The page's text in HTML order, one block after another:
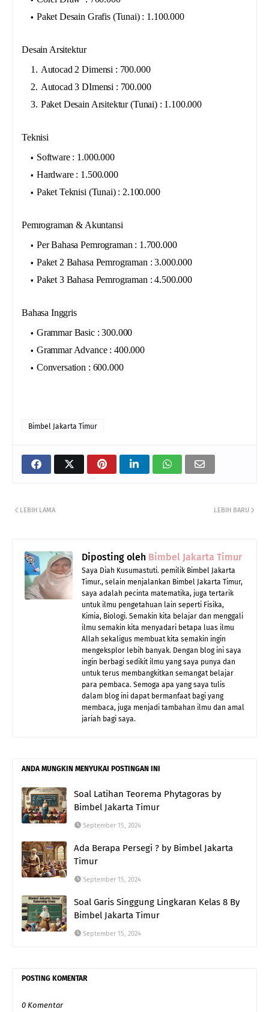
Paket Desain Grafis (Tunai) : 1.100.000
Desain Arsitektur
Autocad 2 Dimensi : 700.000
Autocad 3 DImensi : 700.000
Paket Desain Arsitektur (Tunai) : 1.100.000
Teknisi
Software : 1.000.000
Hardware : 1.500.000
Paket Teknisi (Tunai) : 2.100.000
Pemrograman & Akuntansi
Per Bahasa Pemrograman : 1.700.000
Paket 2 Bahasa Pemrograman : 3.000.000
Paket 3 Bahasa Pemrograman : 4.500.000
Bahasa Inggris
Grammar Basic : 300.000
Grammar Advance : 400.000
Conversation : 600.000
Bimbel Jakarta Timur
LEBIH BARU
LEBIH LAMA
Diposting oleh Bimbel Jakarta Timur
Saya Diah Kusumastuti. pemilik Bimbel Jakarta
Timur., selain menjalankan Bimbel Jakarta Timur,
saya adalah pecinta matematika, juga tertarik
untuk ilmu pengetahuan lain seperti Fisika,
Kimia, Biologi. Semakin kita belajar dan menggali
ilmu semakin kita menyadari betapa luas ilmu
Allah sekaligus membuat kita semakin ingin
mengeksplor lebih banyak. Dengan blog ini saya
ingin berbagi sedikit ilmu yang saya punya dan
untuk terus membangkitkan semangat belajar
para pembaca. Semoga apa yang saya tulis
dalam blog ini dapat bermanfaat bagi yang
membaca, juga menjadi tambahan ilmu dan amal
jariah bagi saya.
ANDA MUNGKIN MENYUKAI POSTINGAN INI
Soal Latihan Teorema Phytagoras by
Bimbel Jakarta Timur
September 15, 2024
Ada Berapa Persegi ? by Bimbel Jakarta
Timur
September 15, 2024
Soal Garis Singgung Lingkaran Kelas 8 By
Bimbel Jakarta Timur
September 15, 2024
POSTING KOMENTAR
0 Komentar